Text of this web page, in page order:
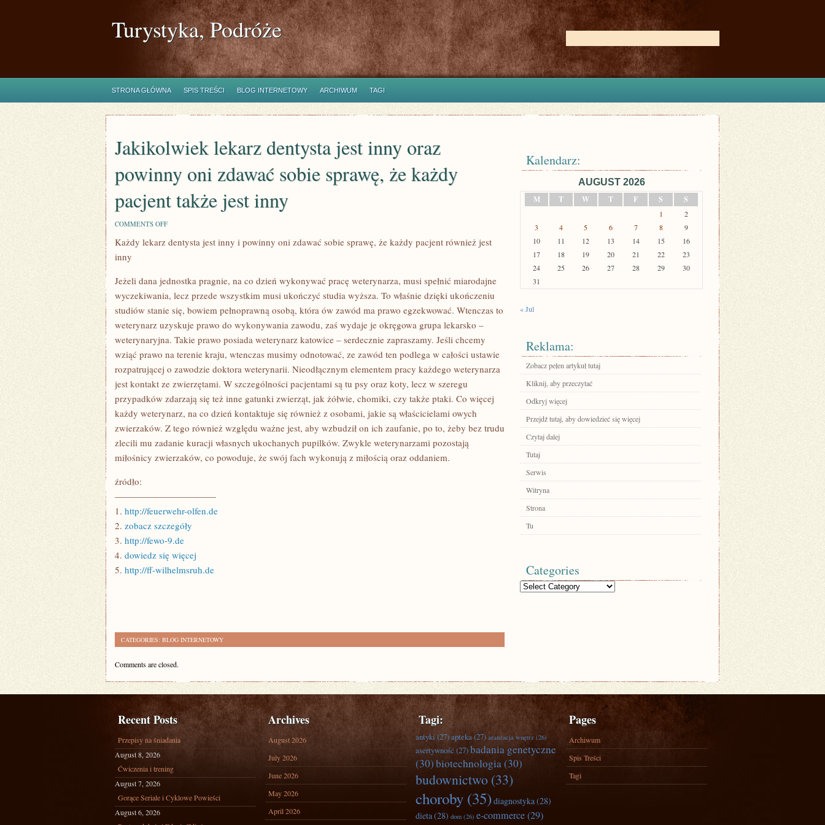
Turystyka, Podróże
STRONA GŁÓWNA SPIS TREŚCI BLOG INTERNETOWY ARCHIWUM TAGI
Jakikolwiek lekarz dentysta jest inny oraz
powinny oni zdawać sobie sprawę, że każdy
pacjent także jest inny
COMMENTS OFFON
LEKARZ
DENTYSTA
ORAZ
ONI
ZDAWAĆ
SOBIE
SPRAWĘ,
ŻE
KAŻDY
PACJENT
JEST
Każdy lekarz dentysta jest inny i powinny oni zdawać sobie sprawę, że każdy pacjent również jest
inny
Jeżeli dana jednostka pragnie, na co dzień wykonywać pracę weterynarza, musi spełnić miarodajne
wyczekiwania, lecz przede wszystkim musi ukończyć studia wyższa. To właśnie dzięki ukończeniu
studiów stanie się, bowiem pełnoprawną osobą, która ów zawód ma prawo egzekwować. Wtenczas to
weterynarz uzyskuje prawo do wykonywania zawodu, zaś wydaje je okręgowa grupa lekarsko –
weterynaryjna. Takie prawo posiada weterynarz katowice – serdecznie zapraszamy. Jeśli chcemy
wziąć prawo na terenie kraju, wtenczas musimy odnotować, ze zawód ten podlega w całości ustawie
rozpatrującej o zawodzie doktora weterynarii. Nieodłącznym elementem pracy każdego weterynarza
jest kontakt ze zwierzętami. W szczególności pacjentami są tu psy oraz koty, lecz w szeregu
przypadków zdarzają się też inne gatunki zwierząt, jak żółwie, chomiki, czy także ptaki. Co więcej
każdy weterynarz, na co dzień kontaktuje się również z osobami, jakie są właścicielami owych
zwierzaków. Z tego również względu ważne jest, aby wzbudził on ich zaufanie, po to, żeby bez trudu
zlecili mu zadanie kuracji własnych ukochanych pupilków. Zwykle weterynarzami pozostają
miłośnicy zwierzaków, co powoduje, że swój fach wykonują z miłością oraz oddaniem.
źródło:
———————————
1. http://feuerwehr-olfen.de
2. zobacz szczegóły
3. http://fewo-9.de
4. dowiedz się więcej
5. http://ff-wilhelmsruh.de
CATEGORIES: BLOG INTERNETOWY
Comments are closed.
Kalendarz:
AUGUST 2026
M
T W T F S S
1
2
3
4 5 6 7 8
9
10
11 12 13 14 15
16
17
18 19 20 21 22
23
24
25 26 27 28 29
30
31
« Jul
Reklama:
Zobacz pełen artykuł tutaj
Kliknij, aby przeczytać
Odkryj więcej
Przejdź tutaj, aby dowiedzieć się więcej
Czytaj dalej
Tutaj
Serwis
Witryna
Strona
Tu
Categories
Categories
Recent Posts
Przepisy na śniadania
August 8, 2026
Ćwiczenia i trening
August 7, 2026
Gorące Seriale i Cyklowe Powieści
August 6, 2026
Archives
August 2026
July 2026
June 2026
May 2026
April 2026
Tagi:
antyki(27)apteka(27) aranżacja wnętrz (26)
asertywność (27)badania genetyczne
(30)biotechnologia(30)
budownictwo (33)
choroby (35) diagnostyka(28)
dieta(28) dom (26) e-commerce(29)
Pages
Archiwum
Spis Treści
Tagi